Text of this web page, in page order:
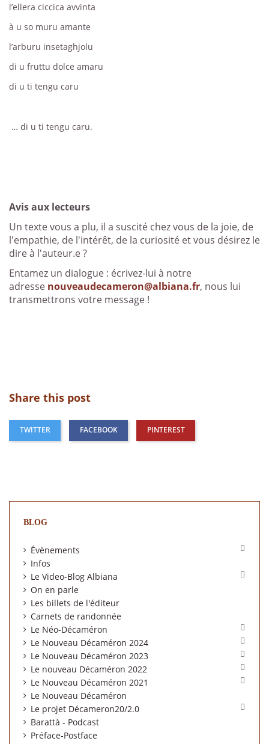
l’ellera ciccica avvinta
à u so muru amante
l’arburu insetaghjolu
di u fruttu dolce amaru
di u ti tengu caru
… di u ti tengu caru.
Avis aux lecteurs
Un texte vous a plu, il a suscité chez vous de la joie, de
l'empathie, de l'intérêt, de la curiosité et vous désirez le
dire à l'auteur.e ?
Entamez un dialogue : écrivez-lui à notre
adresse nouveaudecameron@albiana.fr, nous lui
transmettrons votre message !
Share this post
TWITTER FACEBOOK PINTEREST
BLOG
Évènements 
Infos
Le Video-Blog Albiana

On en parle
Les billets de l'éditeur
Carnets de randonnée
Le Néo-Décaméron

Le Nouveau Décaméron 2024 
Le Nouveau Décaméron 2023 
Le nouveau Décaméron 2022 
Le Nouveau Décaméron 2021 
Le Nouveau Décaméron
Le projet Décameron20/2.0

Barattà - Podcast
Préface-Postface